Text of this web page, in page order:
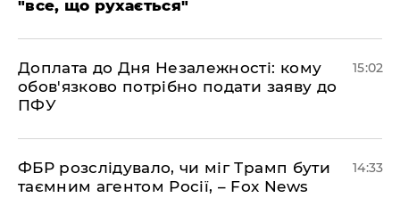
"все, що рухається"
Доплата до Дня Незалежності: кому
обов'язково потрібно подати заяву до
ПФУ
15:02
ФБР розслідувало, чи міг Трамп бути
таємним агентом Росії, – Fox News
14:33